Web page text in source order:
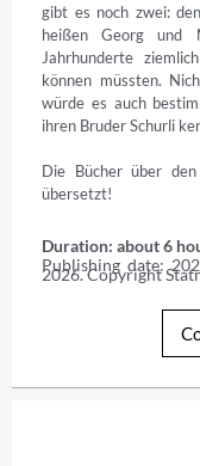
gibt es noch zwei:
heißen Georg und
Jahrhunderte
können müssten.
würde es auch
ihren Bruder Schurli
Die Bücher über
übersetzt!
Duration: about 6
Publishing date:
2026. Copyright